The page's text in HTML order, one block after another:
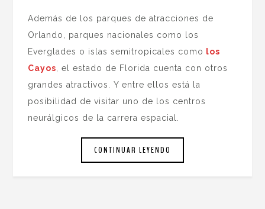
Además de los parques de atracciones de
Orlando, parques nacionales como los
Everglades o islas semitropicales como los
Cayos , el estado de Florida cuenta con otros
grandes atractivos. Y entre ellos está la
posibilidad de visitar uno de los centros
neurálgicos de la carrera espacial.
CONTINUAR LEYENDO